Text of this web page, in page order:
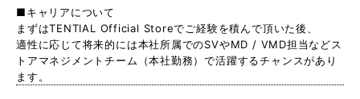
■キャリアについて
まずはTENTIAL Official Storeでご経験を積んで頂いた後、
適性に応じて将来的には本社所属でのSVやMD / VMD担当などス
トアマネジメントチーム（本社勤務）で活躍するチャンスがあり
ます。